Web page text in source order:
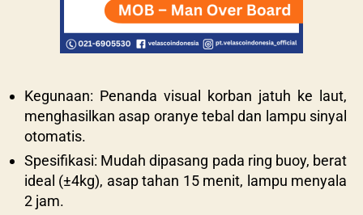
Kegunaan: Penanda visual korban jatuh ke laut,
menghasilkan asap oranye tebal dan lampu sinyal
otomatis.
Spesifikasi: Mudah dipasang pada ring buoy, berat
ideal (±4kg), asap tahan 15 menit, lampu menyala
2 jam.